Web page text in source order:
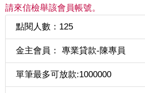
請來信檢舉該會員帳號。
點閱人數：125
金主會員： 專業貸款-陳專員
單筆最多可放款:1000000